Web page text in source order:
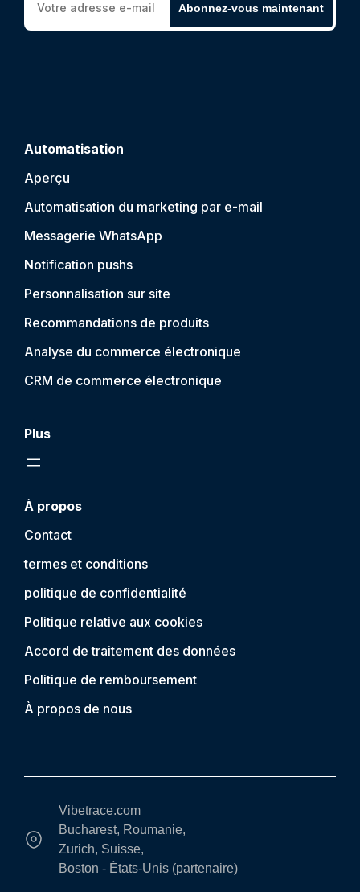
Abonnez-vous maintenant
Automatisation
Aperçu
Automatisation du marketing par e-mail
Messagerie WhatsApp
Notification pushs
Personnalisation sur site
Recommandations de produits
Analyse du commerce électronique
CRM de commerce électronique
Plus
À propos
Contact
termes et conditions
politique de confidentialité
Politique relative aux cookies
Accord de traitement des données
Politique de remboursement
À propos de nous
Vibetrace.com
Bucharest, Roumanie,
Zurich, Suisse,
Boston - États-Unis (partenaire)